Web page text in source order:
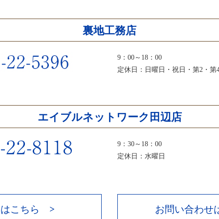
裏地工務店
9：00～18：00
定休日：日曜日・祝日・第2・第
エイブルネットワーク田辺店
9：30～18：00
定休日：水曜日
こちら > お問い合わ